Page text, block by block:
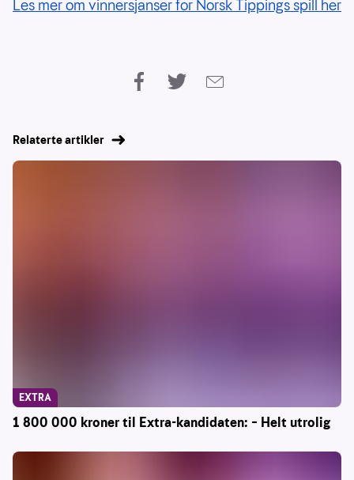
Les mer om vinnersjanser for Norsk Tippings spill her
Relaterte artikler
1 800 000 kroner til Extra-kandidaten: – Helt utrolig
EXTRA